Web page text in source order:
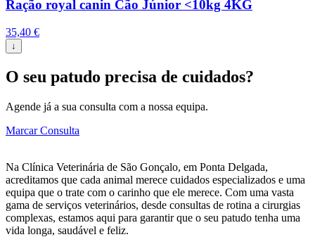
Ração royal canin Cão Júnior <10kg 4KG
35,40 €
↓
O seu patudo precisa de cuidados?
Agende já a sua consulta com a nossa equipa.
Marcar Consulta
Na Clínica Veterinária de São Gonçalo, em Ponta Delgada,
acreditamos que cada animal merece cuidados especializados e uma
equipa que o trate com o carinho que ele merece. Com uma vasta
gama de serviços veterinários, desde consultas de rotina a cirurgias
complexas, estamos aqui para garantir que o seu patudo tenha uma
vida longa, saudável e feliz.